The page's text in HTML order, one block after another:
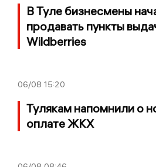
В Туле бизнесмены
продавать пункты
Wildberries
06/08 15:20
Тулякам напомнили о
оплате ЖКХ